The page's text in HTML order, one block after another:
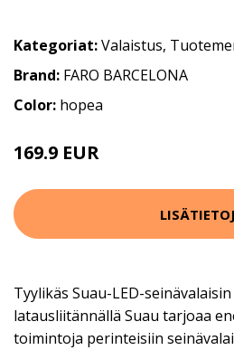
Kategoriat:Valaistus,
Brand: FARO BARCELONA
Color: hopea
169.9 EUR
Tyylikäs Suau-LED-
latausliitännällä Suau tarjoaa
toimintoja perinteisiin